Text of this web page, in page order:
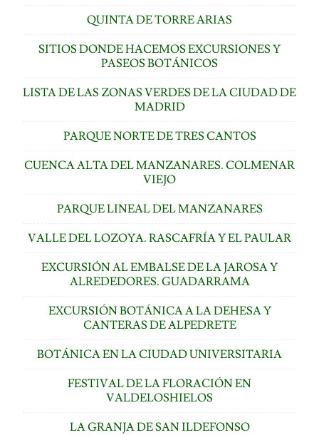
QUINTA DE TORRE ARIAS
SITIOS DONDE HACEMOS EXCURSIONES Y
PASEOS BOTÁNICOS
LISTA DE LAS ZONAS VERDES DE LA CIUDAD DE
MADRID
PARQUE NORTE DE TRES CANTOS
CUENCA ALTA DEL MANZANARES. COLMENAR
VIEJO
PARQUE LINEAL DEL MANZANARES
VALLE DEL LOZOYA. RASCAFRÍA Y EL PAULAR
EXCURSIÓN AL EMBALSE DE LA JAROSA Y
ALREDEDORES. GUADARRAMA
EXCURSIÓN BOTÁNICA A LA DEHESA Y
CANTERAS DE ALPEDRETE
BOTÁNICA EN LA CIUDAD UNIVERSITARIA
FESTIVAL DE LA FLORACIÓN EN
VALDELOSHIELOS
LA GRANJA DE SAN ILDEFONSO